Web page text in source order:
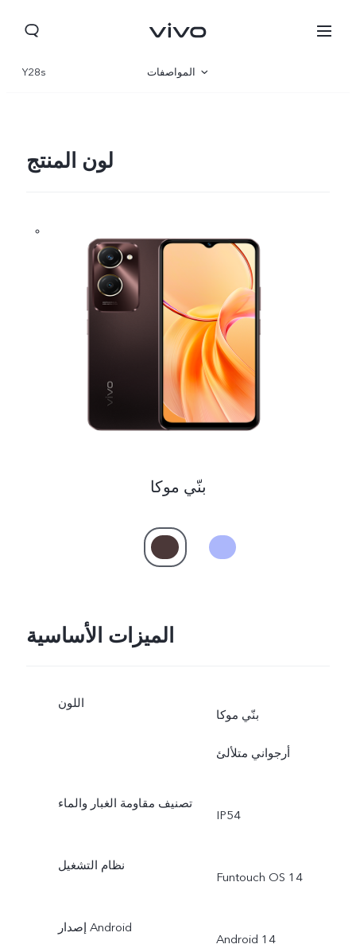
Saudi Arabia (AR) | حدد البلد/المنطقة
Y28s المواصفات
لون المنتج
بنّي موكا
الميزات الأساسية
اللون
بنّي موكا
أرجواني متلألئ
تصنيف مقاومة الغبار والماء
IP54
نظام التشغيل
Funtouch OS 14
إصدار Android
Android 14